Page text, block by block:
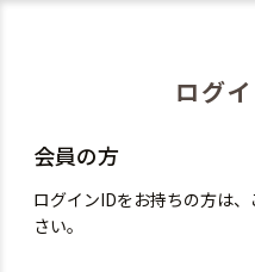
ログ
会員の方
ログインIDをお持ちの方は
さい。